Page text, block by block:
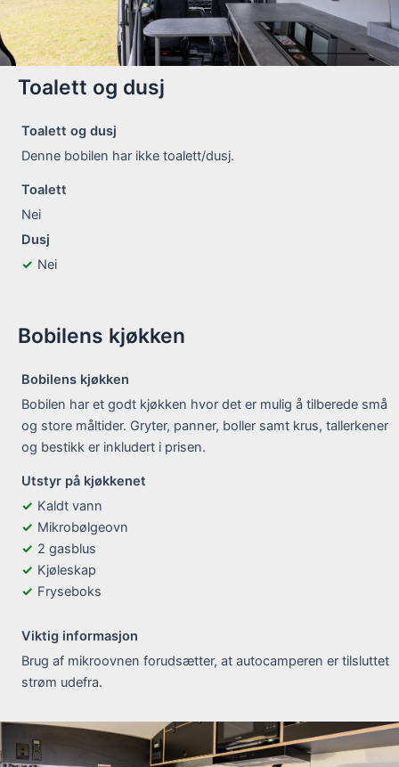
Toalett og dusj
Toalett og dusj
Denne bobilen har ikke toalett/dusj.
Toalett
Nei
Dusj
Nei
Bobilens kjøkken
Bobilens kjøkken
Bobilen har et godt kjøkken hvor det er mulig å tilberede små
og store måltider. Gryter, panner, boller samt krus, tallerkener
og bestikk er inkludert i prisen.
Utstyr på kjøkkenet
Kaldt vann
Mikrobølgeovn
2 gasblus
Kjøleskap
Fryseboks
Viktig informasjon
Brug af mikroovnen forudsætter, at autocamperen er tilsluttet
strøm udefra.